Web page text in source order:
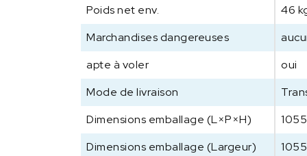
Poids net env.
46
Marchandises dangereuses
apte à voler
oui
Mode de livraison
Dimensions emballage (L×P×H)
Dimensions emballage (Largeur)